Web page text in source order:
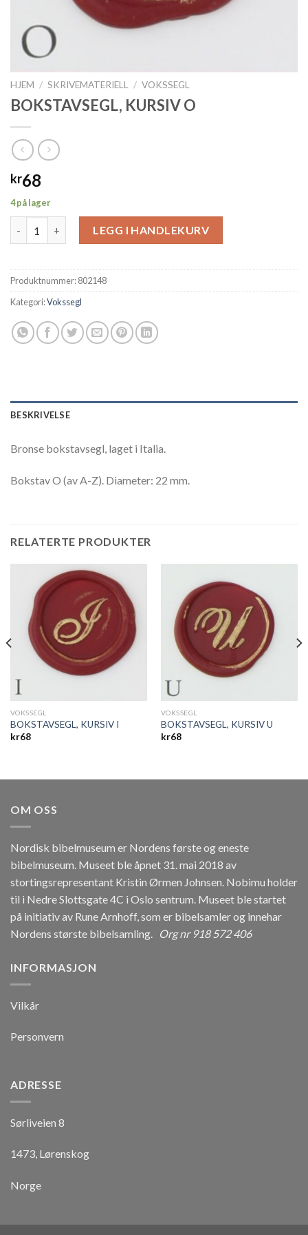
HJEM / SKRIVEMATERIELL / VOKSSEGL
BOKSTAVSEGL, KURSIV O
kr68
4 på lager
LEGG I HANDLEKURV
Produktnummer:802148
Kategori:Vokssegl
BESKRIVELSE
Bronse bokstavsegl, laget i Italia.
Bokstav O (av A-Z). Diameter: 22 mm.
RELATERTE PRODUKTER
VOKSSEGL
BOKSTAVSEGL, KURSIV I
kr68
VOKSSEGL
BOKSTAVSEGL, KURSIV U
kr68
OM OSS
Nordisk bibelmuseum er Nordens første og eneste
bibelmuseum. Museet ble åpnet 31. mai 2018 av
stortingsrepresentant Kristin Ørmen Johnsen. Nobimu holder
til i Nedre Slottsgate 4C i Oslo sentrum. Museet ble startet
på initiativ av Rune Arnhoff, som er bibelsamler og innehar
Nordens største bibelsamling. Org nr 918 572 406
INFORMASJON
Vilkår
Personvern
ADRESSE
Sørliveien 8
1473, Lørenskog
Norge